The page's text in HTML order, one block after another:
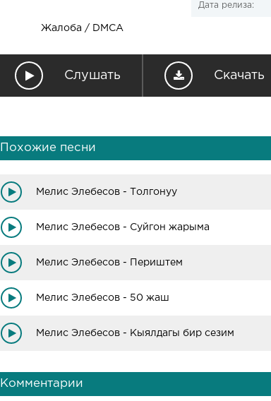
Жалоба / DMCA
Дата релиза:
Слушать Скачать
Похожие песни
Мелис Элебесов - Толгонуу
Мелис Элебесов - Суйгон жарыма
Мелис Элебесов - Периштем
Мелис Элебесов - 50 жаш
Мелис Элебесов - Кыялдагы бир сезим
Комментарии